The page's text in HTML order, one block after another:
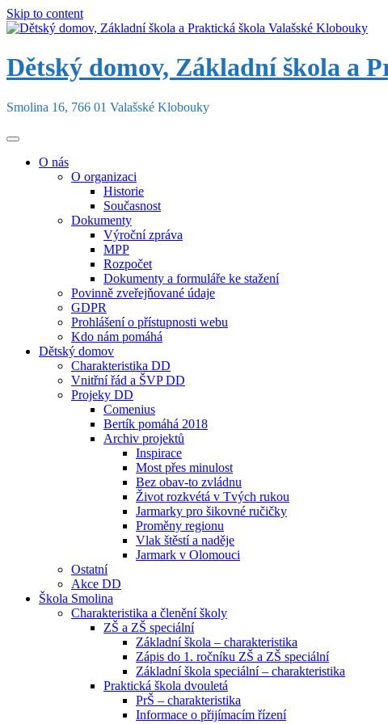
Skip to content
Dětský domov, Základní škola a
Smolina 16, 766 01 Valašské Klobouky
O nás
O organizaci
Historie
Současnost
Dokumenty
Výroční zpráva
MPP
Rozpočet
Dokumenty a formuláře ke stažení
Povinně zveřejňované údaje
GDPR
Prohlášení o přístupnosti webu
Kdo nám pomáhá
Dětský domov
Charakteristika DD
Vnitřní řád a ŠVP DD
Projeky DD
Comenius
Bertík pomáhá 2018
Archiv projektů
Inspirace
Most přes minulost
Bez obav-to zvládnu
Život rozkvétá v Tvých rukou
Jarmarky pro šikovné ručičky
Proměny regionu
Vlak štěstí a naděje
Jarmark v Olomouci
Ostatní
Akce DD
Škola Smolina
Charakteristika a členění školy
ZŠ a ZŠ speciální
Základní škola – charakteristika
Zápis do 1. ročníku ZŠ a ZŠ speciální
Základní škola speciální – charakteristika
Praktická škola dvouletá
PrŠ – charakteristika
Informace o přijímacím řízení